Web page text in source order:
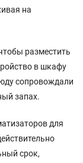
на
разместить
в шкафу
сопровождали
запах.
для
срок,